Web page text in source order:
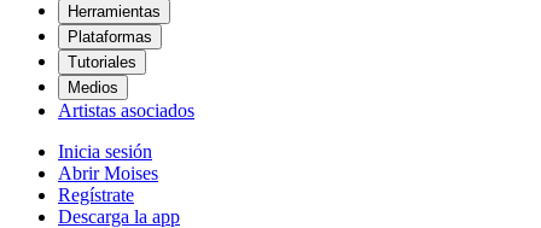
Herramientas
Plataformas
Tutoriales
Medios
Artistas asociados
Inicia sesión
Abrir Moises
Regístrate
Descarga la app